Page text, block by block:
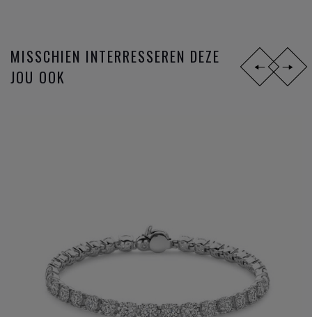
MISSCHIEN INTERRESSEREN DEZE
JOU OOK